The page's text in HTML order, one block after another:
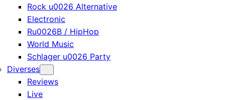
Rock u0026 Alternative
Electronic
Ru0026B / HipHop
World Music
Schlager u0026 Party
Diverses
Reviews
Live